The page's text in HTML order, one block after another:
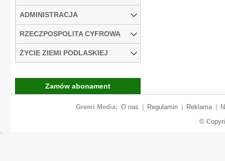
ADMINISTRACJA
RZECZPOSPOLITA CYFROWA
ŻYCIE ZIEMI PODLASKIEJ
Zamów abonament
Gremi Media: O nas Regulamin Reklama
©